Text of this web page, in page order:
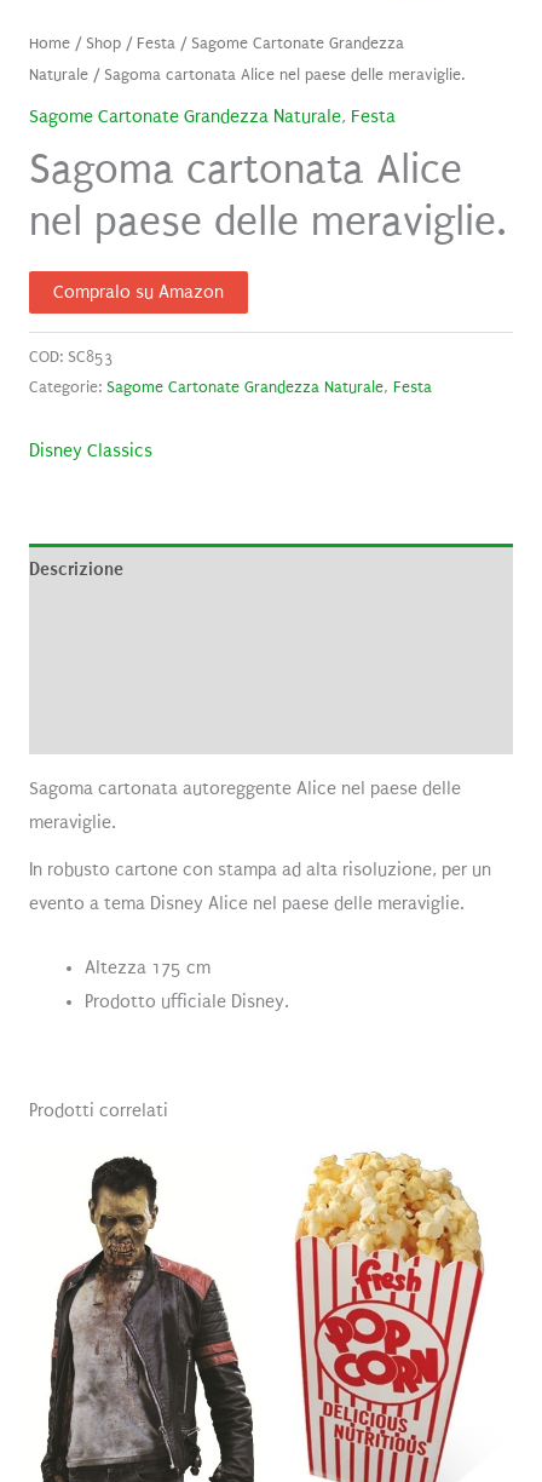
Home/ Shop/ Festa/ Sagome Cartonate Grandezza
Naturale/ Sagoma cartonata Alice nel paese delle meraviglie.
Sagome Cartonate Grandezza Naturale, Festa
Sagoma cartonata Alice
nel paese delle meraviglie.
Compralo su Amazon
COD: SC853
Categorie: Sagome Cartonate Grandezza Naturale, Festa
Disney Classics
Descrizione
Sagoma cartonata autoreggente Alice nel paese delle
meraviglie.
In robusto cartone con stampa ad alta risoluzione, per un
evento a tema Disney Alice nel paese delle meraviglie.
Altezza 175 cm
Prodotto ufficiale Disney.
Prodotti correlati